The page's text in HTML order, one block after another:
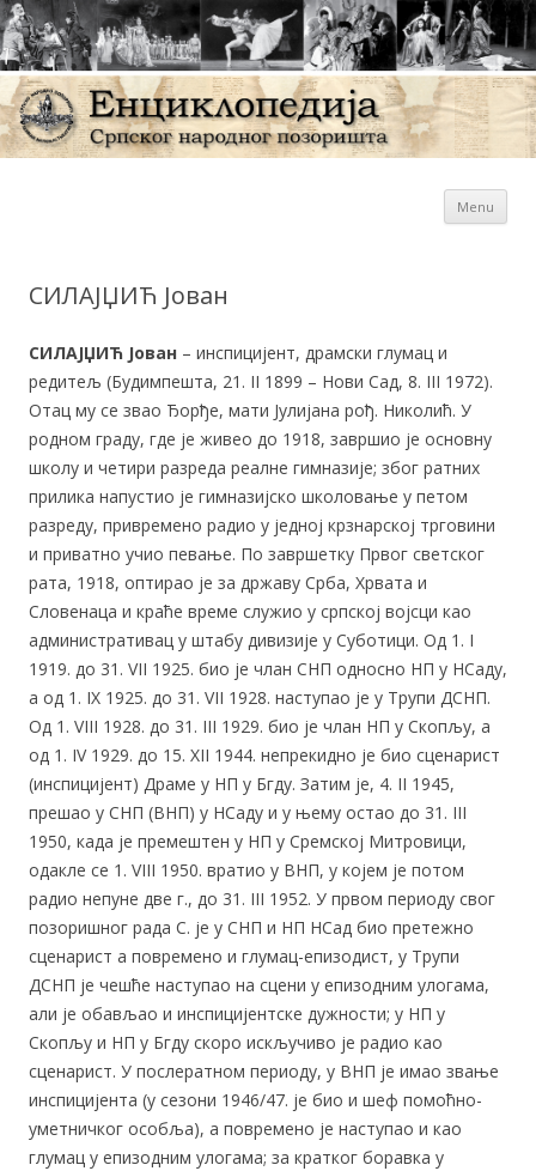
Енциклопедија СрпскогMenu
СИЛАЈЏИЋ Јован
СИЛАЈЏИЋ Јован – инспицијент, драмски глумац и
редитељ (Будимпешта, 21. II 1899 – Нови Сад, 8. III 1972).
Отац му се звао Ђорђе, мати Јулијана рођ. Николић. У
родном граду, где је живео до 1918, завршио је основну
школу и четири разреда реалне гимназије; због ратних
прилика напустио је гимназијско школовање у петом
разреду, привремено радио у једној крзнарској трговини
и приватно учио певање. По завршетку Првог светског
рата, 1918, оптирао је за државу Срба, Хрвата и
Словенаца и краће време служио у српској војсци као
административац у штабу дивизије у Суботици. Од 1. I
1919. до 31. VII 1925. био је члан СНП односно НП у НСаду,
а од 1. IX 1925. до 31. VII 1928. наступао је у Трупи ДСНП.
Од 1. VIII 1928. до 31. III 1929. био је члан НП у Скопљу, а
од 1. IV 1929. до 15. XII 1944. непрекидно је био сценарист
(инспицијент) Драме у НП у Бгду. Затим је, 4. II 1945,
прешао у СНП (ВНП) у НСаду и у њему остао до 31. III
1950, када је премештен у НП у Сремској Митровици,
одакле се 1. VIII 1950. вратио у ВНП, у којем је потом
радио непуне две г., до 31. III 1952. У првом периоду свог
позоришног рада С. је у СНП и НП НСад био претежно
сценарист а повремено и глумац-епизодист, у Трупи
ДСНП је чешће наступао на сцени у епизодним улогама,
али је обављао и инспицијентске дужности; у НП у
Скопљу и НП у Бгду скоро искључиво је радио као
сценарист. У послератном периоду, у ВНП је имао звање
инспицијента (у сезони 1946/47. је био и шеф помоћно-
уметничког особља), а повремено је наступао и као
глумац у епизодним улогама; за кратког боравка у